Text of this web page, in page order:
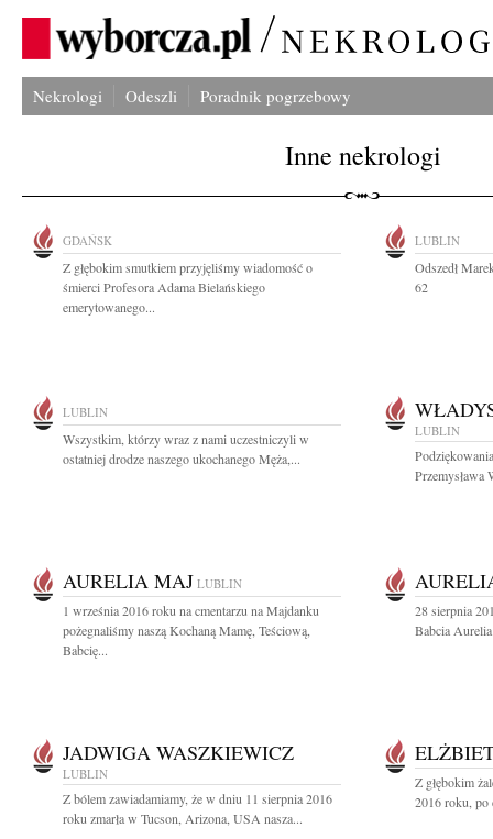
Nekrologi Odeszli Poradnik pogrzebowy
Inne nekrologi
GDAŃSK
Z głębokim smutkiem przyjęliśmy wiadomość o
śmierci Profesora Adama Bielańskiego
emerytowanego...
LUBLIN
Odszedł
62
LUBLIN
Wszystkim, którzy wraz z nami uczestniczyli w
ostatniej drodze naszego ukochanego Męża,...
LUBLIN
Przemysława
AURELIA MAJ LUBLIN
1 września 2016 roku na cmentarzu na Majdanku
pożegnaliśmy naszą Kochaną Mamę, Teściową,
Babcię...
28 sierpnia
Babcia
JADWIGA WASZKIEWICZ
LUBLIN
Z bólem zawiadamiamy, że w dniu 11 sierpnia 2016
roku zmarła w Tucson, Arizona, USA nasza...
Z głębokim
2016 roku, po